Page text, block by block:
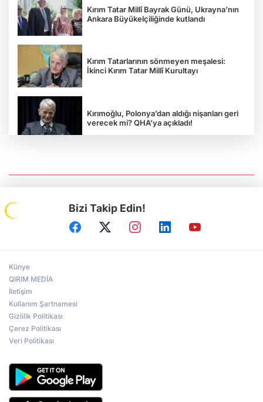
Kırım Tatar Millî Bayrak Günü, Ukrayna’nın
Ankara Büyükelçiliğinde kutlandı
Kırım Tatarlarının sönmeyen meşalesi:
İkinci Kırım Tatar Millî Kurultayı
Kırımoğlu, Polonya’dan aldığı nişanları geri
verecek mi? QHA’ya açıkladı!
Prof.Dr. Ruhi Ersoy: Kırım, sürgün ve
Sovyet zulmünün sembolü oldu
Ankara'da ele alındı
Bizi Takip Edin!
Künye
QIRIM MEDİA
İletişim
Kullanım Şartnamesi
Gizlilik Politikası
Çerez Politikası
Veri Politikası